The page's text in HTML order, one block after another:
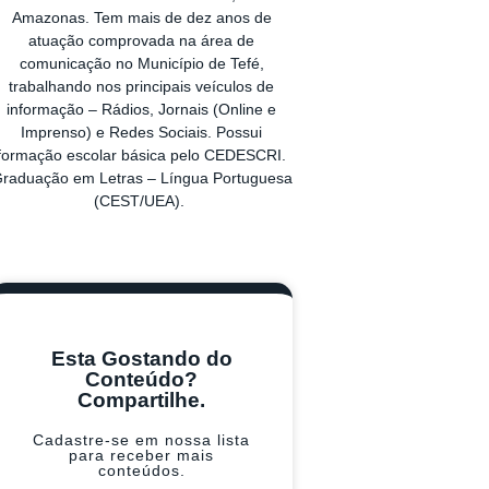
Amazonas. Tem mais de dez anos de
atuação comprovada na área de
comunicação no Município de Tefé,
trabalhando nos principais veículos de
informação – Rádios, Jornais (Online e
Imprenso) e Redes Sociais. Possui
escolar básica pelo CEDESCRI.
em Letras – Língua Portuguesa
(CEST/UEA).
Esta Gostando do
Conteúdo?
Compartilhe.
Cadastre-se em nossa lista
para receber mais
conteúdos.